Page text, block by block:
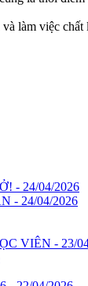
làm việc
- 24/04/2026
- 24/04/2026
VIÊN - 23/